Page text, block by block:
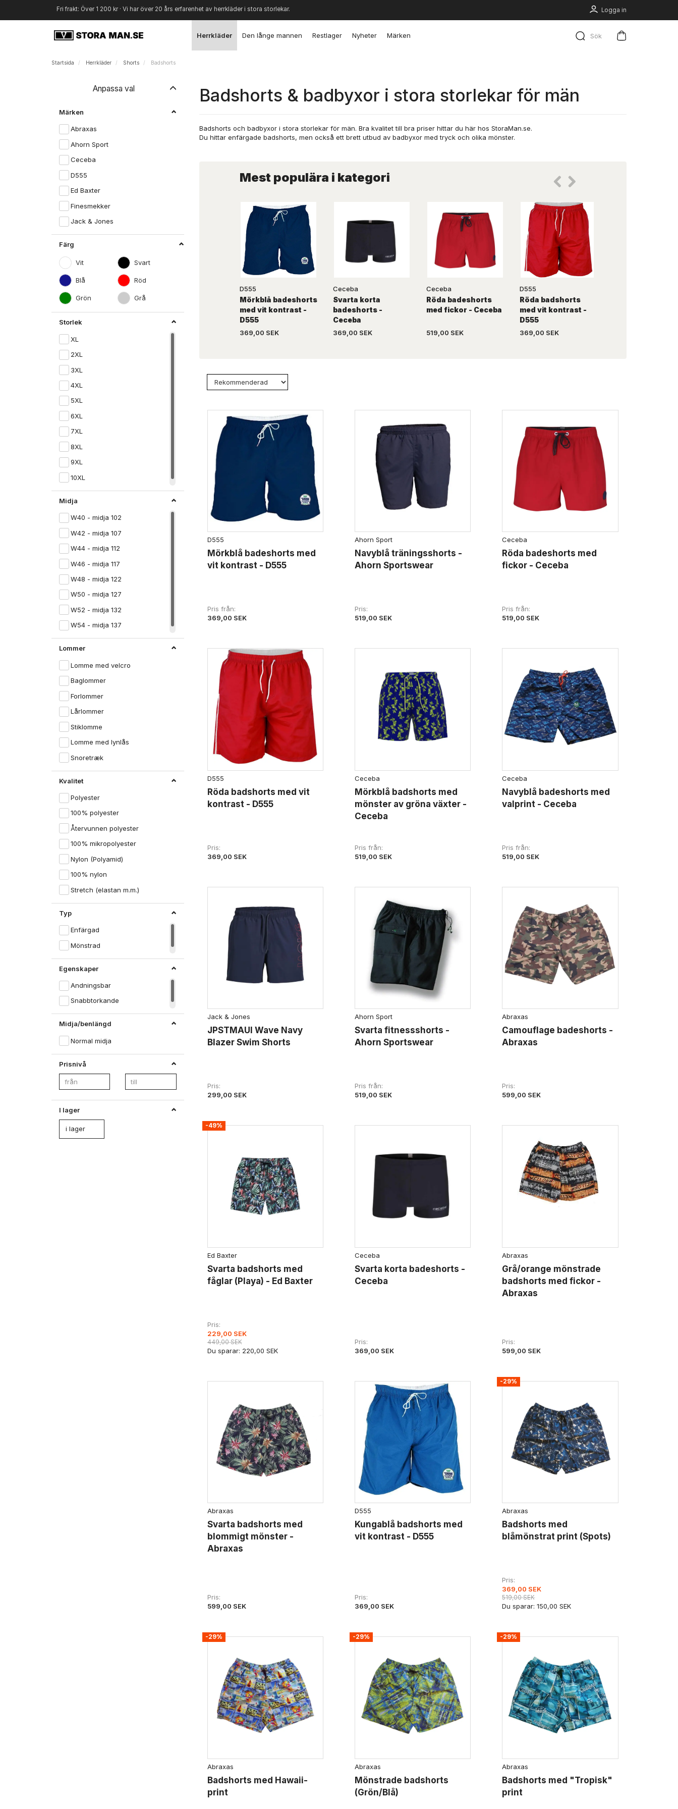
Logga in
Fri frakt: Över 1 200 kr · Vi har över 20 års erfarenhet av herrkläder i stora storlekar.
Sök
Herrkläder Den långe mannen Restlager Nyheter Märken
Startsida Herrkläder Shorts Badshorts
Anpassa val
filtret
Märken
Abraxas
Ahorn Sport
Ceceba
D555
Ed Baxter
Finesmekker
Jack & Jones
Färg
Vit Svart
Blå Röd
Grön Grå
Storlek
XL
2XL
3XL
4XL
5XL
6XL
7XL
8XL
9XL
10XL
Midja
W40 - midja 102
W42 - midja 107
W44 - midja 112
W46 - midja 117
W48 - midja 122
W50 - midja 127
W52 - midja 132
W54 - midja 137
Lommer
Lomme med velcro
Baglommer
Forlommer
Lårlommer
Stiklomme
Lomme med lynlås
Snoretræk
Kvalitet
Polyester
100% polyester
Återvunnen polyester
100% mikropolyester
Nylon (Polyamid)
100% nylon
Stretch (elastan m.m.)
Typ
Enfärgad
Mönstrad
Egenskaper
Andningsbar
Snabbtorkande
Midja/benlängd
Normal midja
Prisnivå
I lager
i lager
Badshorts & badbyxor i stora storlekar för män
Badshorts och badbyxor i stora storlekar för män. Bra kvalitet till bra priser hittar du här hos StoraMan.se.
Du hittar enfärgade badshorts, men också ett brett utbud av badbyxor med tryck och olika mönster.
Mest populära i kategori
D555
Mörkblå badeshorts
med vit kontrast -
D555
369,00 SEK
Ceceba
Svarta korta
badeshorts -
Ceceba
369,00 SEK
Ceceba
Röda badeshorts
med fickor - Ceceba
519,00 SEK
D555
Röda badshorts
med vit kontrast -
D555
369,00 SEK
D555
Mörkblå badeshorts med
vit kontrast - D555
Pris från
369,00 SEK
Ahorn Sport
Navyblå träningsshorts -
Ahorn Sportswear
Pris
519,00 SEK
Ceceba
Röda badeshorts med
fickor - Ceceba
Pris från
519,00 SEK
D555
Röda badshorts med vit
kontrast - D555
Pris
369,00 SEK
Ceceba
Mörkblå badshorts med
mönster av gröna växter -
Ceceba
Pris från
519,00 SEK
Ceceba
Navyblå badeshorts med
valprint - Ceceba
Pris från
519,00 SEK
Jack & Jones
JPSTMAUI Wave Navy
Blazer Swim Shorts
Pris
299,00 SEK
Ahorn Sport
Svarta fitnessshorts -
Ahorn Sportswear
Pris från
519,00 SEK
Abraxas
Camouflage badeshorts -
Abraxas
Pris
599,00 SEK
-49%
Ed Baxter
Svarta badshorts med
fåglar (Playa) - Ed Baxter
Pris
229,00 SEK
449,00 SEK
Du sparar: 220,00 SEK
Ceceba
Svarta korta badeshorts -
Ceceba
Pris
369,00 SEK
Abraxas
Grå/orange mönstrade
badshorts med fickor -
Abraxas
Pris
599,00 SEK
Abraxas
Svarta badshorts med
blommigt mönster -
Abraxas
Pris
599,00 SEK
D555
Kungablå badshorts med
vit kontrast - D555
Pris
369,00 SEK
-29%
Abraxas
Badshorts med
blåmönstrat print (Spots)
Pris
369,00 SEK
519,00 SEK
Du sparar:150,00 SEK
-29%
Abraxas
Badshorts med Hawaii-
print
-29%
Abraxas
Mönstrade badshorts
(Grön/Blå)
-29%
Abraxas
Badshorts med "Tropisk"
print